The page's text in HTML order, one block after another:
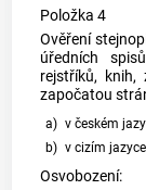
Položka 4
Ověření
úředních
rejstříků,
započatou
a) v českém
b) v cizím jazyce
Osvobození: